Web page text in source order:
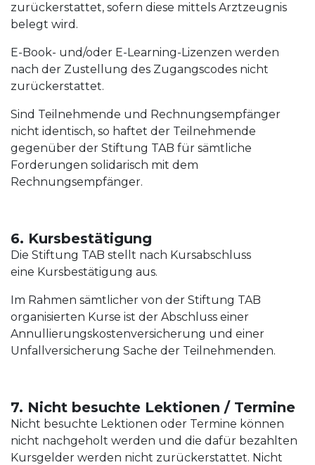
zurückerstattet, sofern diese mittels Arztzeugnis
belegt wird.
E-Book- und/oder E-Learning-Lizenzen werden
nach der Zustellung des Zugangscodes nicht
zurückerstattet.
Sind Teilnehmende und Rechnungsempfänger
nicht identisch, so haftet der Teilnehmende
gegenüber der Stiftung TAB für sämtliche
Forderungen solidarisch mit dem
Rechnungsempfänger.
6. Kursbestätigung
Die Stiftung TAB stellt nach Kursabschluss
eine Kursbestätigung aus.
Im Rahmen sämtlicher von der Stiftung TAB
organisierten Kurse ist der Abschluss einer
Annullierungskostenversicherung und einer
Unfallversicherung Sache der Teilnehmenden.
7. Nicht besuchte Lektionen / Termine
Nicht besuchte Lektionen oder Termine können
nicht nachgeholt werden und die dafür bezahlten
Kursgelder werden nicht zurückerstattet. Nicht